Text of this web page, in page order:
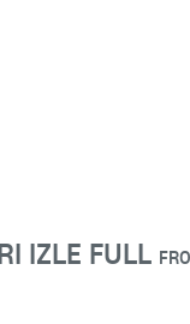
IZLE FULL